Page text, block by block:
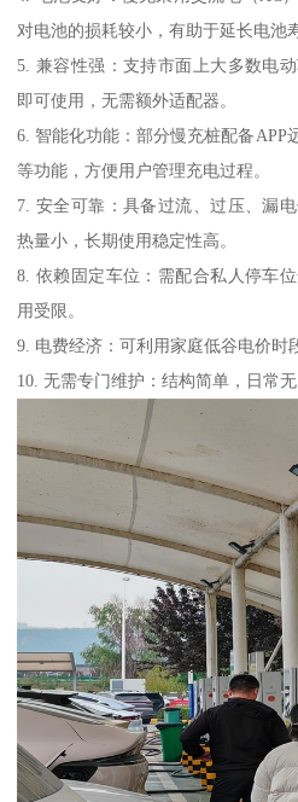
对电池的损耗较小，有助于延长电池
5. 兼容性强：支持市面上大多数电
即可使用，无需额外适配器。
6. 智能化功能：部分慢充桩配备APP
等功能，方便用户管理充电过程。
7. 安全可靠：具备过流、过压、漏
热量小，长期使用稳定性高。
8. 依赖固定车位：需配合私人停车
用受限。
9. 电费经济：可利用家庭低谷电价时
10. 无需专门维护：结构简单，日常